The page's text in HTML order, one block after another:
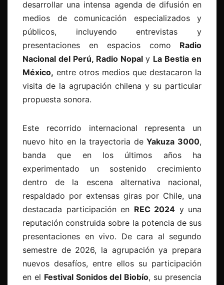
desarrollar una intensa agenda de difusión en
medios de comunicación especializados y
públicos, incluyendo entrevistas y
presentaciones en espacios como Radio
Nacional del Perú, Radio Nopaly La Bestia en
México, entre otros medios que destacaron la
visita de la agrupación chilena y su particular
propuesta sonora.
Este recorrido internacional representa un
nuevo hito en la trayectoria de Yakuza 3000,
banda que en los últimos años ha
experimentado un sostenido crecimiento
dentro de la escena alternativa nacional,
respaldado por extensas giras por Chile, una
destacada participación en REC 2024 y una
reputación construida sobre la potencia de sus
presentaciones en vivo. De cara al segundo
semestre de 2026, la agrupación ya prepara
nuevos desafíos, entre ellos su participación
en el Festival Sonidos del Biobío, su presencia